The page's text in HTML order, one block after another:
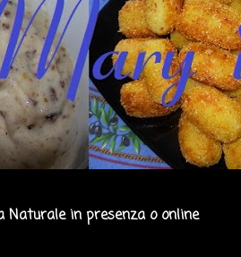
Naturale in presenza o online